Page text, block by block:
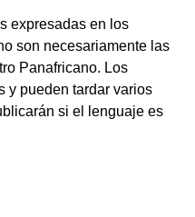
expresadas en los
son necesariamente las
Panafricano. Los
y pueden tardar varios
si el lenguaje es